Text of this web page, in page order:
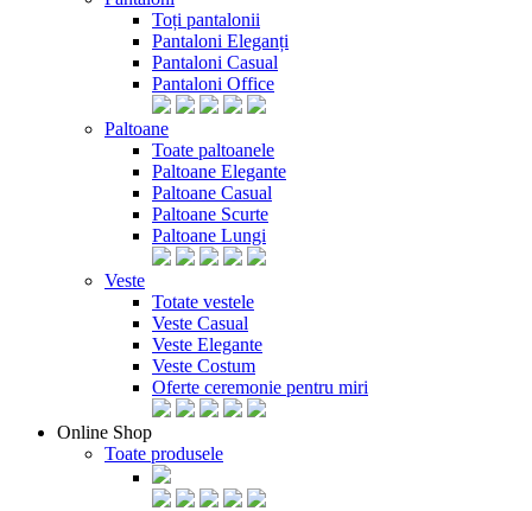
Toți pantalonii
Pantaloni Eleganți
Pantaloni Casual
Pantaloni Office
Paltoane
Toate paltoanele
Paltoane Elegante
Paltoane Casual
Paltoane Scurte
Paltoane Lungi
Veste
Totate vestele
Veste Casual
Veste Elegante
Veste Costum
Oferte ceremonie pentru miri
Online Shop
Toate produsele